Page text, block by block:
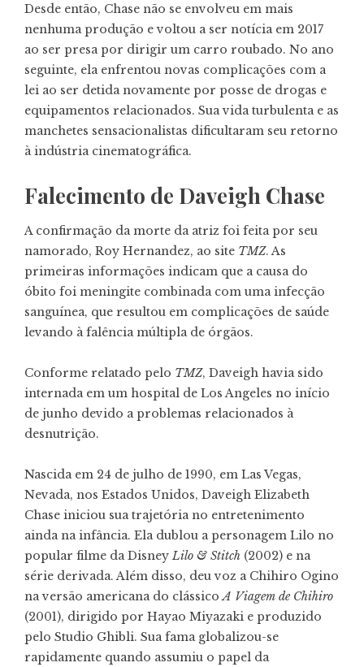
Desde então, Chase não se envolveu em mais
nenhuma produção e voltou a ser notícia em 2017
ao ser presa por dirigir um carro roubado. No ano
seguinte, ela enfrentou novas complicações com a
lei ao ser detida novamente por posse de drogas e
equipamentos relacionados. Sua vida turbulenta e as
manchetes sensacionalistas dificultaram seu retorno
à indústria cinematográfica.
Falecimento de Daveigh Chase
A confirmação da morte da atriz foi feita por seu
namorado, Roy Hernandez, ao site TMZ. As
primeiras informações indicam que a causa do
óbito foi meningite combinada com uma infecção
sanguínea, que resultou em complicações de saúde
levando à falência múltipla de órgãos.
Conforme relatado pelo TMZ, Daveigh havia sido
internada em um hospital de Los Angeles no início
de junho devido a problemas relacionados à
desnutrição.
Nascida em 24 de julho de 1990, em Las Vegas,
Nevada, nos Estados Unidos, Daveigh Elizabeth
Chase iniciou sua trajetória no entretenimento
ainda na infância. Ela dublou a personagem Lilo no
popular filme da DisneyLilo & Stitch (2002) e na
série derivada. Além disso, deu voz a Chihiro Ogino
na versão americana do clássicoA Viagem de Chihiro
(2001), dirigido por Hayao Miyazaki e produzido
pelo Studio Ghibli. Sua fama globalizou-se
rapidamente quando assumiu o papel da